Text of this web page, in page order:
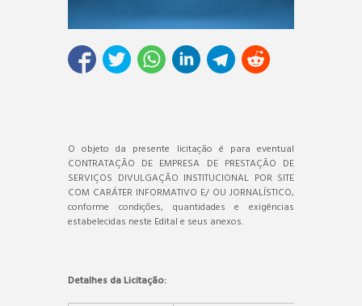
O objeto da presente licitação é para eventual
CONTRATAÇÃO DE EMPRESA DE PRESTAÇÃO DE
SERVIÇOS DIVULGAÇÃO INSTITUCIONAL POR SITE
COM CARÁTER INFORMATIVO E/ OU JORNALÍSTICO,
conforme condições, quantidades e exigências
estabelecidas neste Edital e seus anexos.
Detalhes da Licitação: